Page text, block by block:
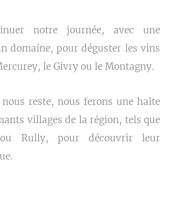
notre journée, avec une
domaine, pour déguster les vins
le Givry ou le Montagny.
reste, nous ferons une halte
villages de la région, tels que
Rully, pour découvrir leur